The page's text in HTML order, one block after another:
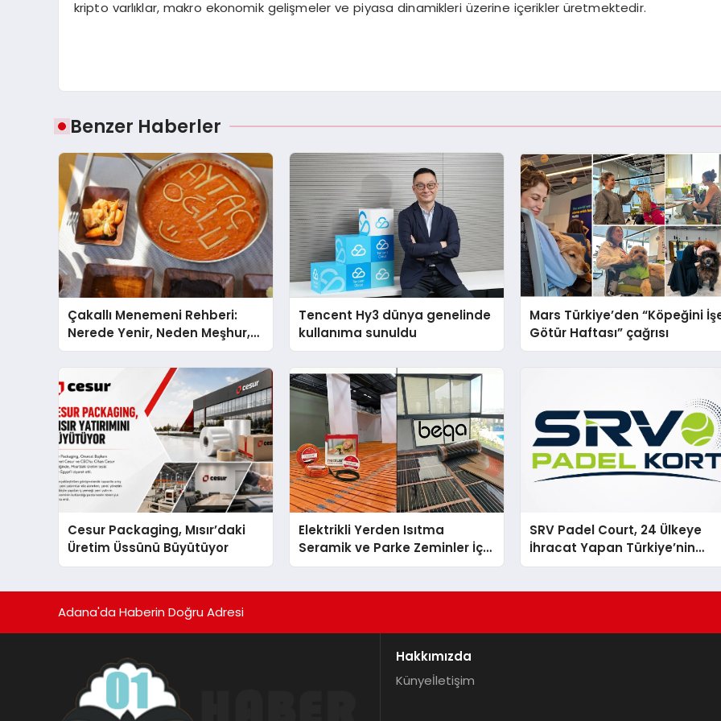
kripto varlıklar, makro ekonomik gelişmeler ve piyasa dinamikleri üzerine içerikler üretmektedir.
Benzer Haberler
Çakallı Menemeni Rehberi:
Nerede Yenir, Neden Meşhur,
Nasıl Yapılır?
Tencent Hy3 dünya genelinde
kullanıma sunuldu
Mars Türkiye’den “Köpeğini
Götür Haftası” çağrısı
Cesur Packaging, Mısır’daki
Üretim Üssünü Büyütüyor
Elektrikli Yerden Isıtma
Seramik ve Parke Zeminler İçin
En Verimli Çözümler
SRV Padel Court, 24 Ülkeye
İhracat Yapan Türkiye’nin
Padel Kortu Üretim Gücü
Adana'da Haberin Doğru Adresi
Hakkımızda
Künyeİletişim